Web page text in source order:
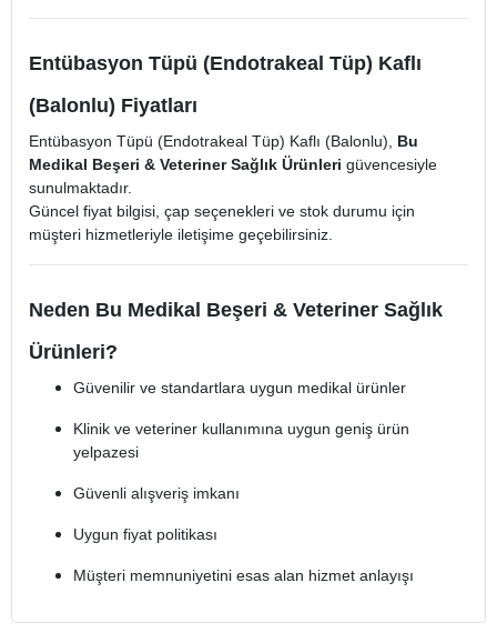
Entübasyon Tüpü (Endotrakeal Tüp) Kaflı
(Balonlu) Fiyatları
Entübasyon Tüpü (Endotrakeal Tüp) Kaflı (Balonlu), Bu
Medikal Beşeri & Veteriner Sağlık Ürünleri güvencesiyle
sunulmaktadır.
Güncel fiyat bilgisi, çap seçenekleri ve stok durumu için
müşteri hizmetleriyle iletişime geçebilirsiniz.
Neden Bu Medikal Beşeri & Veteriner Sağlık
Ürünleri?
Güvenilir ve standartlara uygun medikal ürünler
Klinik ve veteriner kullanımına uygun geniş ürün
yelpazesi
Güvenli alışveriş imkanı
Uygun fiyat politikası
Müşteri memnuniyetini esas alan hizmet anlayışı